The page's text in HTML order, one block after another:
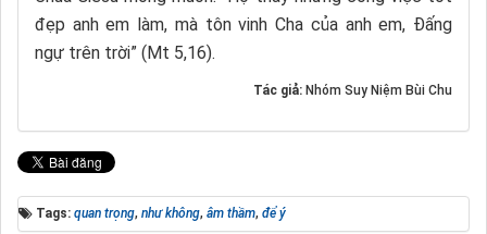
đẹp anh em làm, mà tôn vinh Cha của anh em, Đấng
ngự trên trời” (Mt 5,16).
Tác giả: Nhóm Suy Niệm Bùi Chu
Tags: quan trọng, như không, âm thầm, để ý